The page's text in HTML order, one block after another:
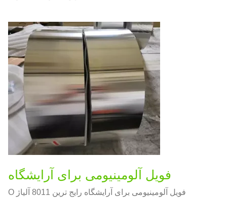
فویل آلومینیومی برای آرایشگاه
فویل آلومینیومی برای آرایشگاه رایج ترین 8011 آلیاژ O